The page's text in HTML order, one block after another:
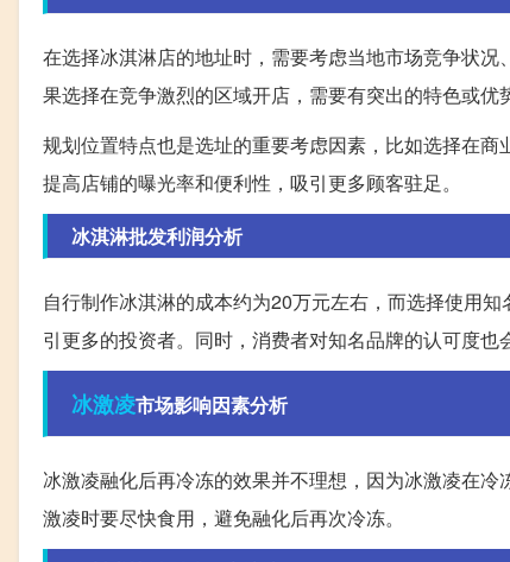
在选择冰淇淋店的地址时，需要考虑当地市场竞争状
果选择在竞争激烈的区域开店，需要有突出的特色或优
规划位置特点也是选址的重要考虑因素，比如选择在
提高店铺的曝光率和便利性，吸引更多顾客驻足。
冰淇淋批发利润分析
自行制作冰淇淋的成本约为20万元左右，而选择使用
引更多的投资者。同时，消费者对知名品牌的认可度也
冰激凌市场影响因素分析
冰激凌融化后再冷冻的效果并不理想，因为冰激凌在
激凌时要尽快食用，避免融化后再次冷冻。